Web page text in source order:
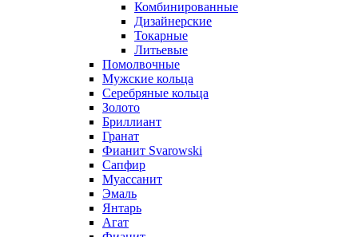
Комбинированные
Дизайнерские
Токарные
Литьевые
Помолвочные
Мужские кольца
Серебряные кольца
Золото
Бриллиант
Гранат
Фианит Svarowski
Сапфир
Муассанит
Эмаль
Янтарь
Агат